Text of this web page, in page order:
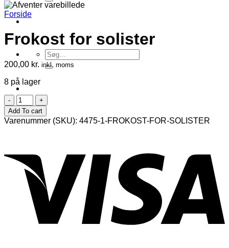
Søg
efter:
Forside
Frokost for solister
200,00 kr. inkl. moms
8 på lager
Frokost
for
solister
antal
Add To cart
Varenummer (SKU): 4475-1-FROKOST-FOR-SOLISTER